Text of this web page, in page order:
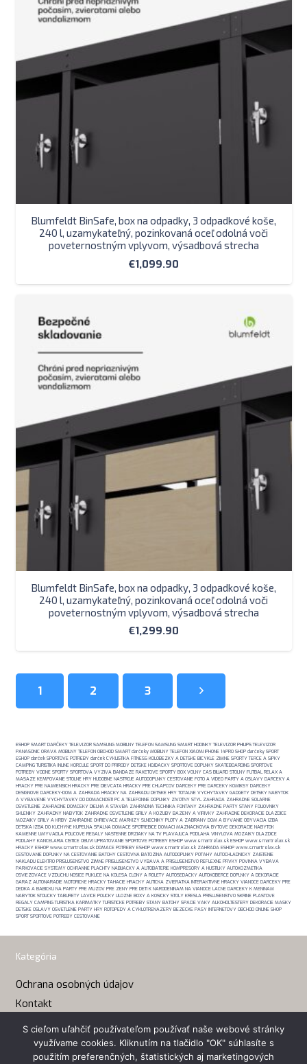
Blumfeldt BinSafe, box na odpadky, 3 odpadkové koše,
240 l, uzamykateľný, pozinkovaná oceľ odolná voči
poveternostným vplyvom, výsadbová strecha
€1,099.90
Blumfeldt BinSafe, box na odpadky, 3 odpadkové koše,
240 l, uzamykateľný, pozinkovaná oceľ odolná voči
poveternostným vplyvom, výsadbová strecha
€1,299.90
1 2 3
ESHOP SMART DARČEKY TELEVIZOR SAMSUNG MOBILNY TELEFON SAMSUNG SMART HODINKY TELEVIZOR PHILIPS TELEVIZOR
PANASONIC ORAVA MOBILNY TELEFON OBCHOD SMART darčeky MOBILNY TELEFON XIAOMI IPHONE 14PRO SHOP darčeky SPORT
ESHOP darček SPORTOVE POTREBY darček CYKLISTIKA FITNESS KOLOBEZKY A DETSKE BICYKLE ZIMNE SPORTY TERCE A SIPKY
CAMPING TURISTIKA INLINE KORCULE SPORT DO PRIRODY DETSKE HOJDACKY SPORTOVE DOPLNKY SKATEBOARDING SPORTOVE
POTREBY VODNE SPORTY SPORTOVA VYZIVA BANDAZE RAKETOVE SPORTY BOX VOLNY CAS BILIARD STOLNY FUTBAL RELAX A
MASAZE KEMPOVANIE STOLNE HRY HUDOBNE NASTROJE AUTODOPLNKY CESTOVANIE FOTO A VIDEO PARTY A OSLAVY DARCEKY A
HRACKY PRE NAJMENSICH HRACKY PRE DIEVCATA HRACKY PRE CHLAPCOV DARCEKY PRE DARCEKY KOMIKSY DARCEKY
DESIGNOVE DARCEKY-DOM A ZAHRADA HRACKY NA ZAHRADU DETSKE HRY TOTALNE VYCHYTAVKY GADGETY DETSKY NABYTOK
A VYBAVENIE VYCHYTAVKY DO DOMACNOSTI PC A TELEFONNE DOPLNKY ZIVOTNY STYL ZAHRADA ZAHRADNE SOLARNE
OSVETLENIE ZAHRADNE DOMCEKY DIELNA A STAVBA ZAHRADNA TECHNIKA FONTANY ZAHRADNE PARTY STANY FOLIOVNIKY
SKLENIKY ZAHRADNY NABYTOK ZAHRADNE OSVETLENIE GRILY A KOZUBY BAZENY A VIRIVKY ZAHRADNE DEKORACIE DLAZDICE
MOZAIKY GRILY A KRBY ZAHRADNE OHRIEVACE MARKIZY SLNECNIKY PLOTY A ZABRANY DOM A BYVANIE OBYVACIA IZBA
DETSKA IZBA DO KUCHYNE KUPELNA SPALNA DOMACE SPOTREBICE DOMACI MAZNACIKOVIA BYTOVE DEKORACIE NABYTOK
KAMENNE UMYVADLA POLICOVE REGALY NASTENNE DRZIAKY NA TV PLAVAJUCA PODLAHA VINYLOVA MOZAIKY DLAZDICE
PODLAHY KANCELARIA CISTICE OBUVI UPRATOVANIE SPORTOVE POTREBY ESHOP www.smartrelax.sk ESHOP www.smartrelax.sk
HRACKY ESHOP www.smartrelax.sk DOMACE POTREBY ESHOP www.smartrelax.sk ZAHRADA ESHOP www.smartrelax.sk
CESTOVANIE DOPLNKY NA CESTOVANIE BATOHY CESTOVNA BATOZINA AUTODOPLNKY POTAHY AUTOCHLADNICKY ZAISTENIE
NAKLADU ELEKTRO PRISLUSENSTVO ZIMNE PRISLUSENSTVO VYBAVA A PRISLUSENSTVO REFLEXNE PRVKY POVINNA VYBAVA
PARKOVACIE SYSTEMY OCHRANNE PLACHTY NABIJACKY A AUTOBATERIE KOMPRESORY A HUSTILKY AUTOKOZMETIKA
OSVIEZOVACE VZDUCHU NOSICE PUKLICE NA KOLESA CLONY A ROLETY AUTOSEDACKY AUTOKOBERCE DOPLNKY A DEKORACIE
GARAZ AUTONARADIE MOTORICKE HRACKY TAHACIE HRACKY AUTICKA ZVIERATKA INTERAKTIVNE HRACKY VIANOCE DARCEKY PRE
DEDKA A BABICKU NA PARTY PRE MUZOV PRE ZENY PRE DETI K NARODENINAM NA VIANOCE LACNE DARCEKY K MENINAM
NABYTOK STOLICKY TABURETY LAVICE POLICKY ULOZNE BOXY A KOSICKY STOLY KRESLA PRISLUSENSTVO SKRINE PLASTOVE
REGALY CAMPING TURISTIKA KARIMATKY TURISTICKE POTREBY STANY BATOHY SPACIE VAKY ALKOHOLTESTERY DEKORACIE MASKY
DETSKE OSLAVY OSVETLENIE PARTY HRY ROTOPEDY A CYKLOTRENAZERY BEZECKE PASY INTERNETOVY OBCHOD ONLINE SHOP
SPORT SPORTOVE POTREBY CESTOVANIE
Kategória
Ochrana osobných údajov
Kontakt
Kontakt
S cieľom uľahčiť používateľom používať naše webové stránky
využívame cookies. Kliknutím na tlačidlo "OK" súhlasíte s
použitím preferenčných, štatistických aj marketingových